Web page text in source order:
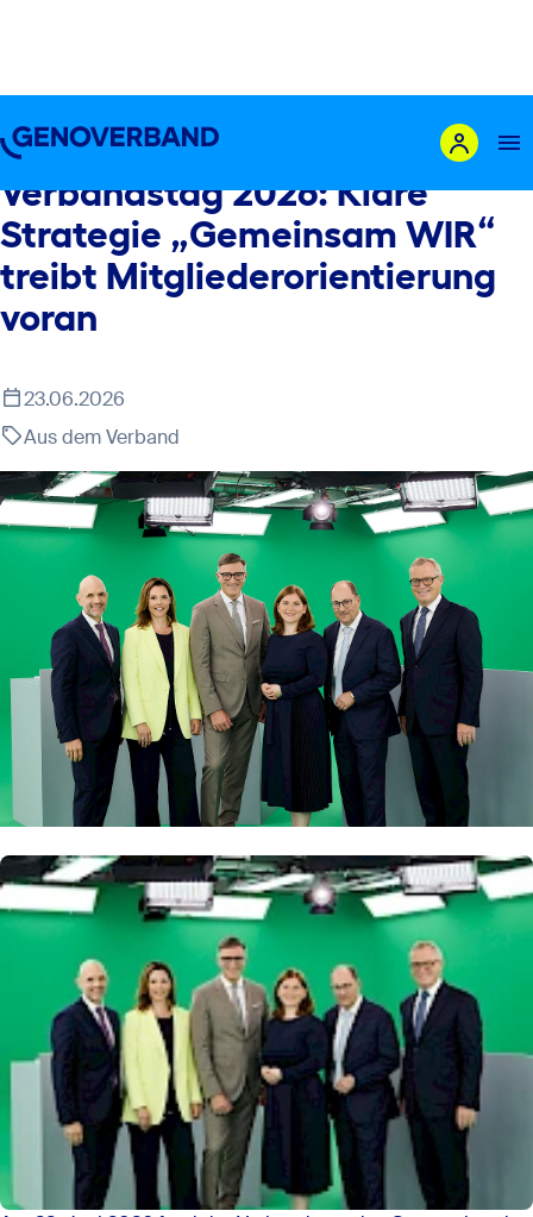
Das sind wir
Leistungen
Mitglieder
Karriere
Newsroom
Verbandstag 2026: Klare
Strategie „Gemeinsam WIR“
treibt Mitgliederorientierung
voran
23.06.2026
Aus dem Verband